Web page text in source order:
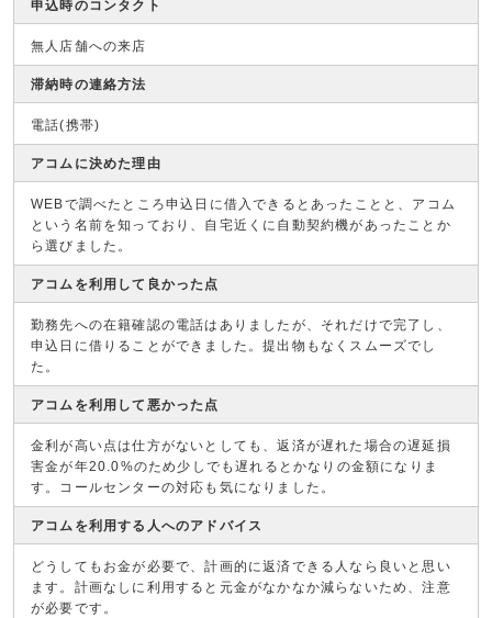
申込時のコンタクト
無人店舗への来店
滞納時の連絡方法
電話(携帯)
アコムに決めた理由
WEBで調べたところ申込日に借入できるとあったことと、アコム
という名前を知っており、自宅近くに自動契約機があったことか
ら選びました。
アコムを利用して良かった点
勤務先への在籍確認の電話はありましたが、それだけで完了し、
申込日に借りることができました。提出物もなくスムーズでし
た。
アコムを利用して悪かった点
金利が高い点は仕方がないとしても、返済が遅れた場合の遅延損
害金が年20.0%のため少しでも遅れるとかなりの金額になりま
す。コールセンターの対応も気になりました。
アコムを利用する人へのアドバイス
どうしてもお金が必要で、計画的に返済できる人なら良いと思い
ます。計画なしに利用すると元金がなかなか減らないため、注意
が必要です。